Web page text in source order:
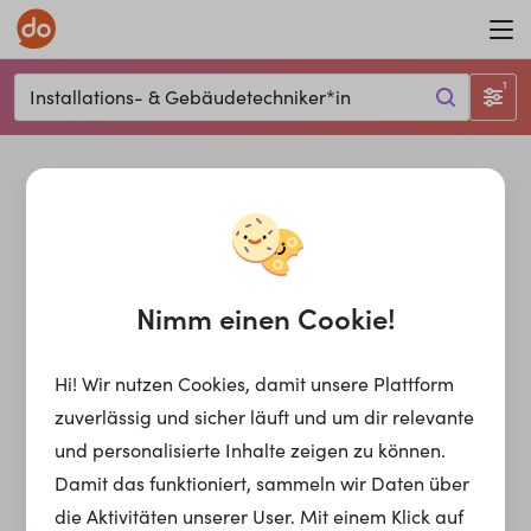
Installations- & Gebäudetechniker*in 1
Nimm einen Cookie!
Hi! Wir nutzen Cookies, damit unsere Plattform
zuverlässig und sicher läuft und um dir relevante
und personalisierte Inhalte zeigen zu können.
Damit das funktioniert, sammeln wir Daten über
die Aktivitäten unserer User. Mit einem Klick auf